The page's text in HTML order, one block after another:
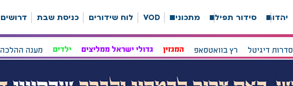
יהדות סידור תפילה מתכונים VOD לוח שידורים כניסת שבת דרושים
סדרות דיגיטל רץ בוואטסאפ המגזין גדולי ישראל ממליצים ילדים מענה ההלכה